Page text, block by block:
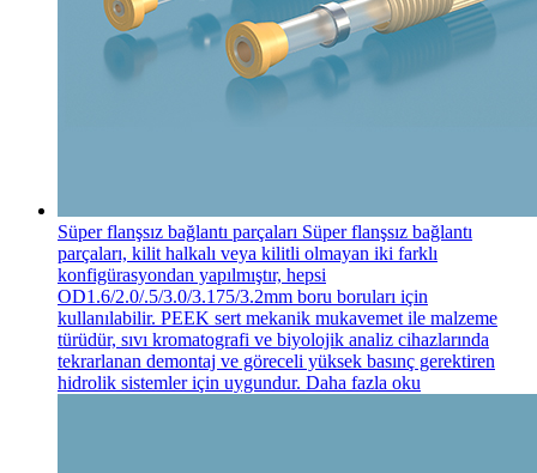
Süper flanşsız bağlantı parçaları Süper flanşsız bağlantı
parçaları, kilit halkalı veya kilitli olmayan iki farklı
konfigürasyondan yapılmıştır, hepsi
OD1.6/2.0/.5/3.0/3.175/3.2mm boru boruları için
kullanılabilir. PEEK sert mekanik mukavemet ile malzeme
türüdür, sıvı kromatografi ve biyolojik analiz cihazlarında
tekrarlanan demontaj ve göreceli yüksek basınç gerektiren
hidrolik sistemler için uygundur. Daha fazla oku